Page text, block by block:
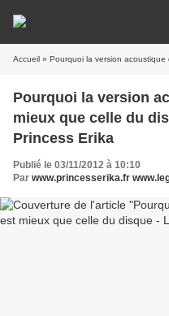
Accueil » Pourquoi la version acoustique de "Forget"
Pourquoi la version
mieux que celle du
Princess Erika
Publié le 03/11/2012 à 10:10
Par www.princesserika.fr